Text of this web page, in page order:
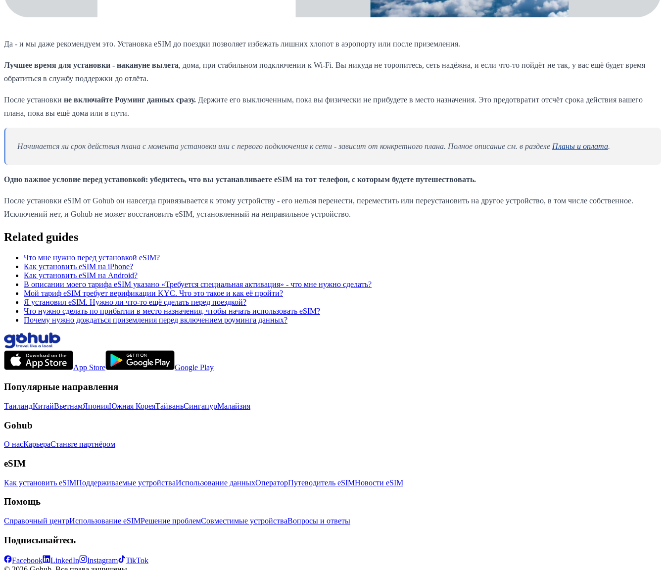
Да - и мы даже рекомендуем это. Установка eSIM до поездки позволяет избежать лишних хлопот в аэропорту или после приземления.
Лучшее время для установки - накануне вылета, дома, при стабильном подключении к Wi-Fi. Вы никуда не торопитесь, сеть надёжна, и если что-то пойдёт не так, у вас ещё будет время
обратиться в службу поддержки до отлёта.
После установки не включайте Роуминг данных сразу. Держите его выключенным, пока вы физически не прибудете в место назначения. Это предотвратит отсчёт срока действия вашего
плана, пока вы ещё дома или в пути.
Начинается ли срок действия плана с момента установки или с первого подключения к сети - зависит от конкретного плана. Полное описание см. в разделе Планы и оплата.
Одно важное условие перед установкой: убедитесь, что вы устанавливаете eSIM на тот телефон, с которым будете путешествовать.
После установки eSIM от Gohub он навсегда привязывается к этому устройству - его нельзя перенести, переместить или переустановить на другое устройство, в том числе собственное.
Исключений нет, и Gohub не может восстановить eSIM, установленный на неправильное устройство.
Related guides
Что мне нужно перед установкой eSIM?
Как установить eSIM на iPhone?
Как установить eSIM на Android?
В описании моего тарифа eSIM указано «Требуется специальная активация» - что мне нужно сделать?
Мой тариф eSIM требует верификации KYC. Что это такое и как её пройти?
Я установил eSIM. Нужно ли что-то ещё сделать перед поездкой?
Что нужно сделать по прибытии в место назначения, чтобы начать использовать eSIM?
Почему нужно дождаться приземления перед включением роуминга данных?
App Store Google Play
Популярные направления
ТаиландКитайВьетнамЯпонияЮжная КореяТайваньСингапурМалайзия
Gohub
О насКарьераСтаньте партнёром
eSIM
Как установить eSIMПоддерживаемые устройстваИспользование данныхОператорПутеводитель eSIMНовости eSIM
Помощь
Справочный центрИспользование eSIMРешение проблемСовместимые устройстваВопросы и ответы
Подписывайтесь
Facebook LinkedIn Instagram
TikTok